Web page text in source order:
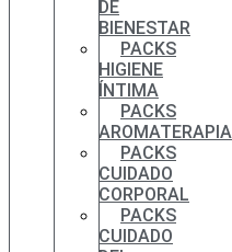
DE
BIENESTAR
PACKS
HIGIENE
ÍNTIMA
PACKS
AROMATERAPIA
PACKS
CUIDADO
CORPORAL
PACKS
CUIDADO